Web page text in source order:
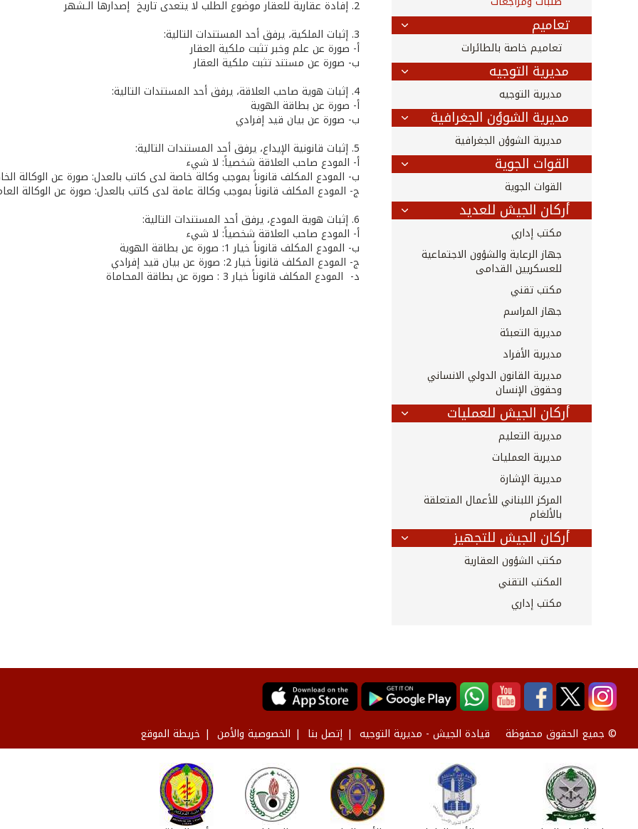
تعاميم
تعاميم خاصة بالطائرات
مديرية التوجيه
مديرية التوجيه
مديرية الشوؤن الجغرافية
مديرية الشوؤن الجغرافية
القوات الجوية
القوات الجوية
أركان الجيش للعديد
مكتب إداري
جهاز الرعاية والشؤون الاجتماعية
للعسكريين القدامى
مكتب تقني
جهاز المراسم
مديرية التعبئة
مديرية الأفراد
مديرية القانون الدولي الانساني
وحقوق الإنسان
أركان الجيش للعمليات
مديرية التعليم
مديرية العمليات
مديرية الإشارة
المركز اللبناني للأعمال المتعلقة
بالألغام
أركان الجيش للتجهيز
مكتب الشؤون العقارية
المكتب التقني
مكتب إداري
2. إفادة عقارية للعقار موضوع الطلب لا يتعدى تاريخ إصدارها الـشهر
3. إثبات الملكية، يرفق أحد المستندات التالية:
‌أ- صورة عن علم وخبر تثبت ملكية العقار
ب- صورة عن مستند تثبت ملكية العقار
4. إثبات هوية صاحب العلاقة، يرفق أحد المستندات التالية:
أ‌- صورة عن بطاقة الهوية
‌ب- صورة عن بيان قيد إفرادي
5. إثبات قانونية الإيداع، يرفق أحد المستندات التالية:
‌أ- المودع صاحب العلاقة شخصياً: لا شيء
‌ب- المودع المكلف قانوناً بموجب وكالة خاصة لدى كاتب بالعدل: صورة عن الوكالة
‌ج- المودع المكلف قانوناً بموجب وكالة عامة لدى كاتب بالعدل: صورة عن الوكالة
6. إثبات هوية المودع، يرفق أحد المستندات التالية:
‌أ- المودع صاحب العلاقة شخصياً: لا شيء
‌ب- المودع المكلف قانوناً خيار 1: صورة عن بطاقة الهوية
‌ج- المودع المكلف قانوناً خيار 2: صورة عن بيان قيد إفرادي
د- المودع المكلف قانوناً خيار 3 : صورة عن بطاقة المحاماة
© جميع الحقوق محفوظة قيادة الجيش - مديرية التوجيه إتصل بنا الخصوصية والأمن خريطة الموقع